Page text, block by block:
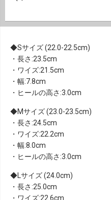
Sサイズ (22.0-22.5cm)
・長さ:23.5cm
・ワイズ:21.5cm
・幅:7.8cm
・ヒールの高さ:3.0cm
Mサイズ (23.0-23.5cm)
・長さ:24.5cm
・ワイズ:22.2cm
・幅:8.0cm
・ヒールの高さ:3.0cm
Lサイズ (24.0cm)
・長さ:25.0cm
・ワイズ:22.6cm